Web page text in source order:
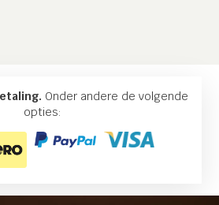
Onder andere de volgende
opties: